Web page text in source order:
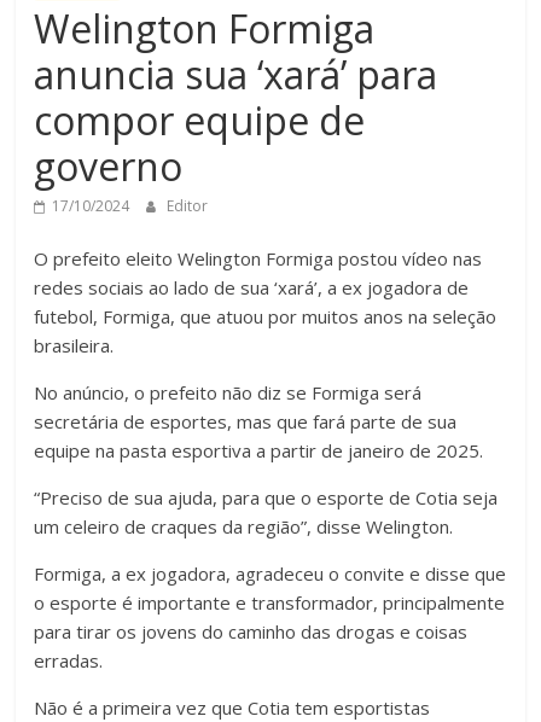
Welington Formiga
anuncia sua ‘xará’ para
compor equipe de
governo
17/10/2024 Editor
O prefeito eleito Welington Formiga postou vídeo nas
redes sociais ao lado de sua ‘xará’, a ex jogadora de
futebol, Formiga, que atuou por muitos anos na seleção
brasileira.
No anúncio, o prefeito não diz se Formiga será
secretária de esportes, mas que fará parte de sua
equipe na pasta esportiva a partir de janeiro de 2025.
“Preciso de sua ajuda, para que o esporte de Cotia seja
um celeiro de craques da região”, disse Welington.
Formiga, a ex jogadora, agradeceu o convite e disse que
o esporte é importante e transformador, principalmente
para tirar os jovens do caminho das drogas e coisas
erradas.
Não é a primeira vez que Cotia tem esportistas